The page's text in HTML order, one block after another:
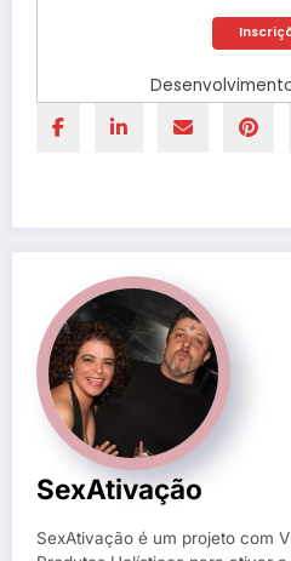
SexAtivação
SexAtivação é um projeto com